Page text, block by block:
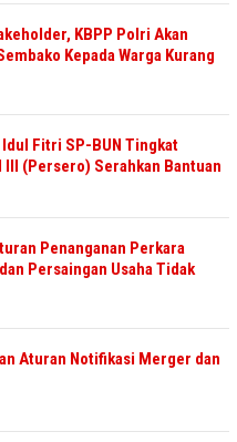
KBPP Polri Akan
Kepada Warga Kurang
Idul Fitri SP-BUN Tingkat
III (Persero) Serahkan Bantuan
Penanganan Perkara
Persaingan Usaha Tidak
Aturan Notifikasi Merger dan